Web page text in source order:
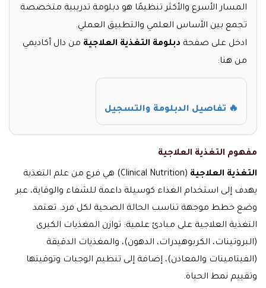
المسار الأسرع والأكثر تنظيمًا هو دبلومة تدريبية متخصصة
تجمع بين الأساس العلمي والتطبيق العملي.
ادخل على صفحة دبلومة التغذية العلاجية من دال أكاديمي
من هنا:
🔥 تفاصيل الدبلومة والتسجيل
مفهوم التغذية العلاجية
التغذية العلاجية
(Clinical Nutrition) هي فرع من علم التغذية
يهدف إلى استخدام الغذاء كوسيلة داعمة للشفاء والوقاية، عبر
وضع خطط موجهة تناسب الحالة الصحية لكل فرد. تعتمد
التغذية العلاجية على مبادئ علمية: توازن المغذيات الكبرى
(البروتينات، الكربوهيدرات، الدهون)، والمغذيات الدقيقة
(الفيتامينات والمعادن)، إضافة إلى تنظيم الوجبات وتوقيتها
وتقييم نمط الحياة.